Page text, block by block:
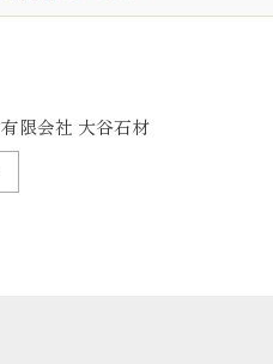
有限会社 大谷石材